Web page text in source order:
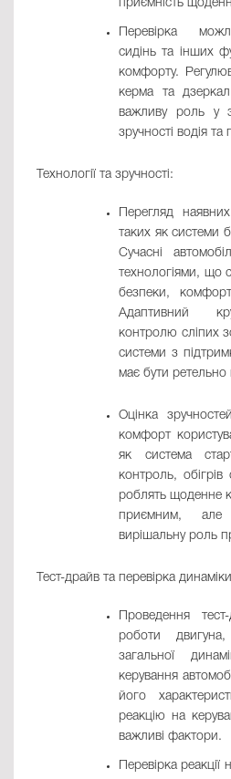
приємність
Перевірка
сидінь та інших
комфорту.
керма та
важливу роль у
зручності водія та
Технології та зручності:
Перегляд
таких як системи
Сучасні
технологіями, що
безпеки,
Адаптивний
контролю сліпих
системи з
має бути ретельно
Оцінка
комфорт
як система
контроль, обігрів
роблять щоденне
приємним, але
вирішальну роль
Тест-драйв та перевірка
Проведення
роботи
загальної
керування
його
реакцію на
важливі фактори.
Перевірка